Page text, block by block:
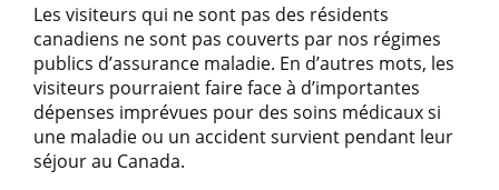
Les visiteurs qui ne sont pas des résidents
canadiens ne sont pas couverts par nos régimes
publics d’assurance maladie. En d’autres mots, les
visiteurs pourraient faire face à d’importantes
dépenses imprévues pour des soins médicaux si
une maladie ou un accident survient pendant leur
séjour au Canada.